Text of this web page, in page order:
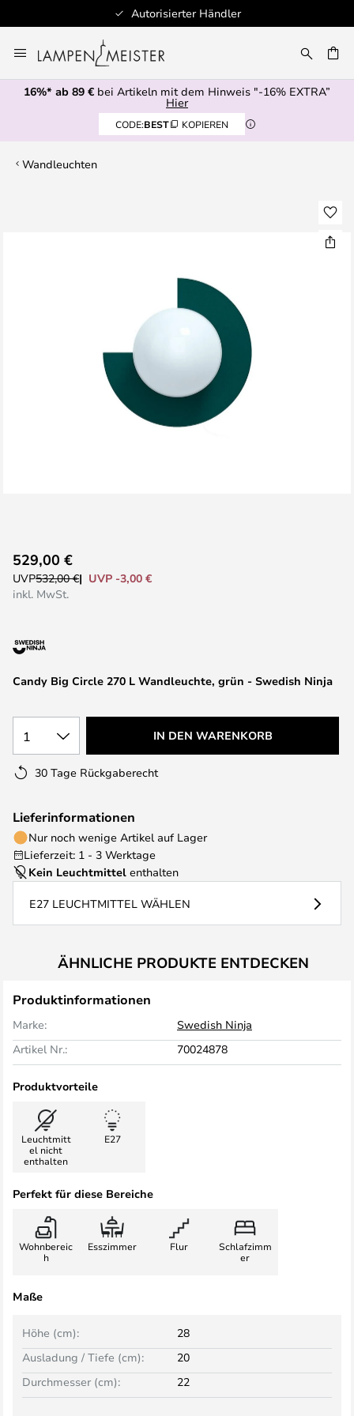
Autorisierter Händler
Inhalt
springen
16%* ab 89 € bei Artikeln mit dem Hinweis "-16% EXTRA”
Hier
CODE:BEST KOPIEREN
Wandleuchten
Anfang
der
Candy Big Circle 270 L Wandleuchte, grün - Swedish Ninja
529,00 €
UVP532,00 €
UVP -3,00 €
inkl. MwSt.
1 IN DEN WARENKORB
30 Tage Rückgaberecht
Lieferinformationen
Nur noch wenige Artikel auf Lager
Lieferzeit: 1 - 3 Werktage
Kein Leuchtmittel enthalten
E27 LEUCHTMITTEL WÄHLEN
ÄHNLICHE PRODUKTE ENTDECKEN
Produktinformationen
Marke:
Swedish Ninja
Artikel Nr.:
70024878
Produktvorteile
Leuchtmitt
el nicht
enthalten
E27
Perfekt für diese Bereiche
Wohnbereic
h
Esszimmer Flur
Schlafzimm
er
Maße
Höhe (cm):
28
Ausladung / Tiefe (cm):
20
Durchmesser (cm):
22